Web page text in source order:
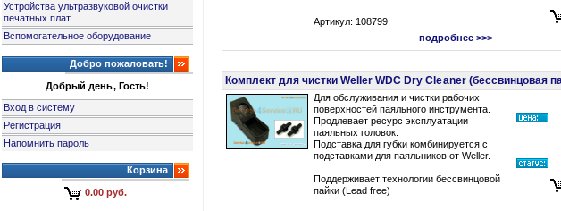
Устройства ультразвуковой очистки
печатных плат
Вспомогательное оборудование
Добро пожаловать!
Добрый день, Гость!
Вход в систему
Регистрация
Напомнить пароль
Корзина
0.00 руб.
Артикул: 108799
подробнее >>>
Комплект для чистки Weller WDC Dry Cleaner (бессвинцовая
Для обслуживания и чистки рабочих
поверхностей паяльного инструмента.
Продлевает ресурс эксплуатации
паяльных головок.
Подставка для губки комбинируется с
подставками для паяльников от Weller.
Поддерживает технологии бессвинцовой
пайки (Lead free)